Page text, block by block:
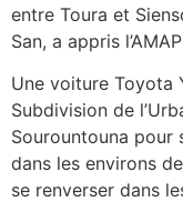
entre Toura et
San, a appris
Une voiture Toyota
Subdivision de
Sourountouna pour
dans les environs
se renverser dans